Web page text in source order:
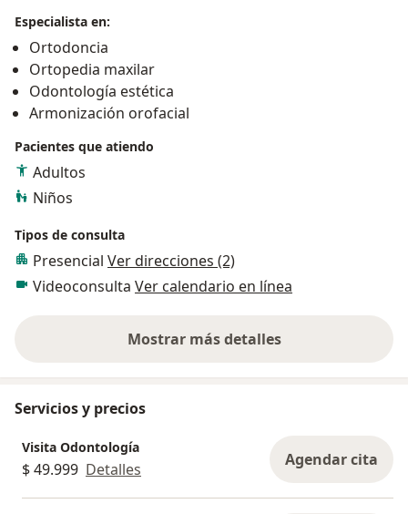
Especialista en:
Ortodoncia
Ortopedia maxilar
Odontología estética
Armonización orofacial
Pacientes que atiendo
Adultos
Niños
Tipos de consulta
Presencial Ver direcciones (2)
Videoconsulta Ver calendario en línea
Mostrar más detalles
sobre la experiencia
Servicios y precios
Visita Odontología
$ 49.999 Detalles Agendar cita